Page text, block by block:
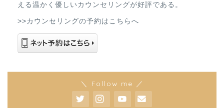
える温かく優しいカウンセリングが好評である。
>>カウンセリングの予約はこちらへ
＼ Follow me ／